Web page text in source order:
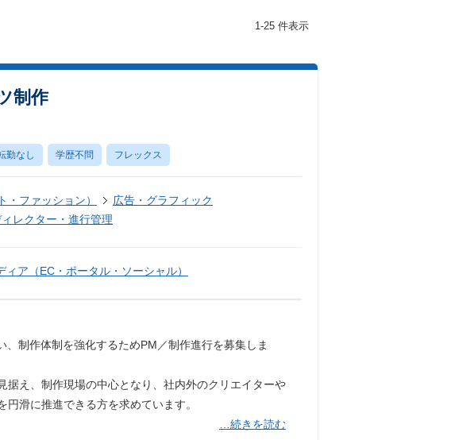
1-25 件表示
制作
勤なし 学歴不問 フレックス
ファッション）
広告・グラフィック
レクター・進行管理
ア（EC・ポータル・ソーシャル）
制作体制を強化するためPM／制作進行を募集しま
据え、制作現場の中心となり、社内外のクリエイターや
滑に推進できる方を求めています。
…続きを読む